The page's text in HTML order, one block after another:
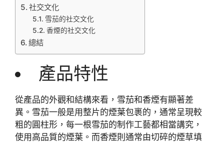
社交文化
雪茄的社交文化
香煙的社交文化
總結
產品特性
從產品的外觀和結構來看，雪茄和香煙有顯著差
異。雪茄一般是用整片的煙葉包裹的，通常呈現較
粗的圓柱形，每一根雪茄的制作工藝都相當講究，
使用高品質的煙葉。而香煙則通常由切碎的煙草填